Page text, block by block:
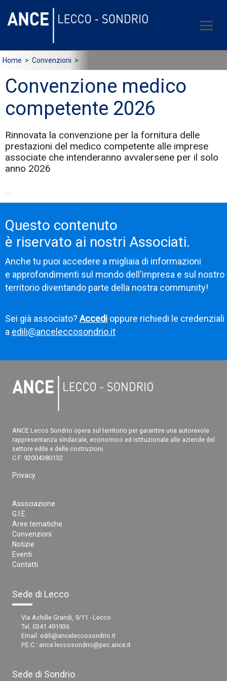
Home > Convenzioni >
Convenzione medico
competente 2026
Rinnovata la convenzione per la fornitura delle
prestazioni del medico competente alle imprese
associate che intenderanno avvalersene per il solo
anno 2026
...
Questo contenuto
è riservato ai nostri Associati.
Anche tu puoi accedere a migliaia di informazioni
e approfondimenti sul mondo dell'impresa e sul nostro
territorio diventando parte della nostra community!
Sei già associato?Accedi oppure richiedi le credenziali
a edili@anceleccosondrio.it
ANCE Lecco Sondrio opera sul territorio per garantire una autorevole
rappresentanza sindacale, economico ed istituzionale alle aziende del
settore edile e delle costruzioni.
C.F. 92004380132
Privacy
Associazione
G.I.E.
Aree tematiche
Convenzioni
Notizie
Eventi
Contatti
Sede di Lecco
Via Achille Grandi, 9/11 - Lecco
Tel. 0341 491936
Email: edili@anceleccosondrio.it
P.E.C.: ance.leccosondrio@pec.ance.it
Sede di Sondrio